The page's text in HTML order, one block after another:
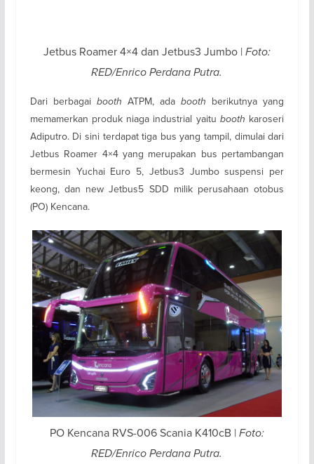
Jetbus Roamer 4×4 dan Jetbus3 Jumbo | Foto:
RED/Enrico Perdana Putra.
Dari berbagai booth ATPM, adabooth berikutnya yang
memamerkan produk niaga industrial yaitubooth karoseri
Adiputro. Di sini terdapat tiga bus yang tampil, dimulai dari
Jetbus Roamer 4×4 yang merupakan bus pertambangan
bermesin Yuchai Euro 5, Jetbus3 Jumbo suspensi per
keong, dan new Jetbus5 SDD milik perusahaan otobus
(PO) Kencana.
PO Kencana RVS-006 Scania K410cB | Foto:
RED/Enrico Perdana Putra.